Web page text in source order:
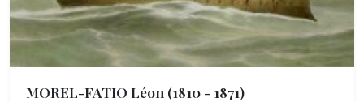
MOREL-FATIO Léon (1810 - 1871)